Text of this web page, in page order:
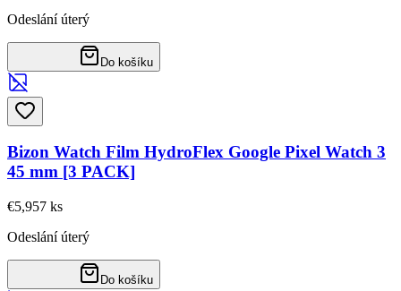
Odeslání úterý
Do košíku
Bizon Watch Film HydroFlex Google Pixel Watch 3
45 mm [3 PACK]
€5,957 ks
Odeslání úterý
Do košíku